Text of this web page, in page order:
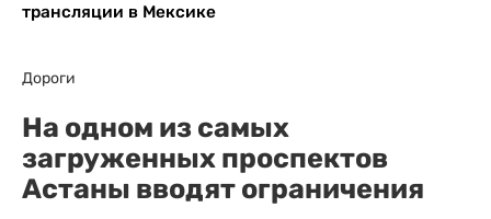
трансляции в Мексике
Дороги
На одном из самых
загруженных проспектов
Астаны вводят ограничения